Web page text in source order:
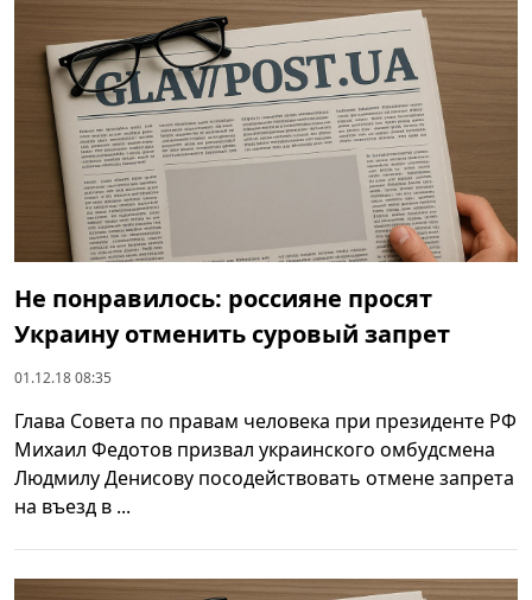
Не понравилось: россияне просят
Украину отменить суровый запрет
01.12.18 08:35
Глава Совета по правам человека при президенте РФ
Михаил Федотов призвал украинского омбудсмена
Людмилу Денисову посодействовать отмене запрета
на въезд в ...